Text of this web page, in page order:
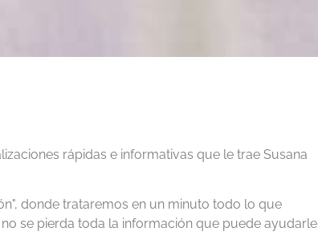
rápidas e informativas que le trae Susana
donde trataremos en un minuto todo lo que
se pierda toda la información que puede ayudarle